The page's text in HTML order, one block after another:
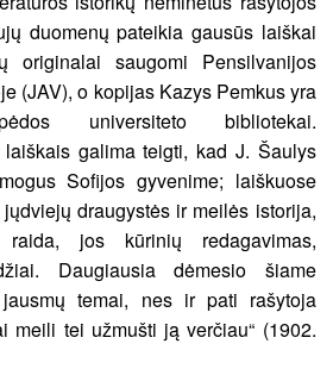
duomenų pateikia gausūs laiškai
originalai saugomi Pensilvanijos
(JAV), o kopijas Kazys Pemkus yra
universiteto bibliotekai.
galima teigti, kad J. Šaulys
Sofijos gyvenime; laiškuose
draugystės ir meilės istorija,
raida, jos kūrinių redagavimas,
Daugiausia dėmesio šiame
temai, nes ir pati rašytoja
meili tei užmušti ją verčiau“ (1902.